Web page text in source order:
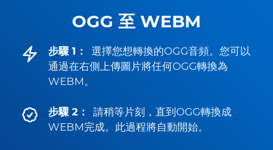
OGG 至 WEBM
步驟 1：
選擇您想轉換的OGG音頻。您可以
通過在右側上傳圖片將任何OGG轉換為
WEBM。
步驟 2：
請稍等片刻，直到OGG轉換成
WEBM完成。此過程將自動開始。